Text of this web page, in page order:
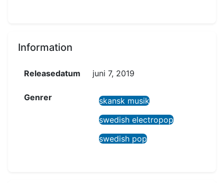
Information
Releasedatum juni 7, 2019
Genrer
skansk musik
swedish electropop
swedish pop